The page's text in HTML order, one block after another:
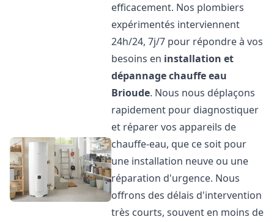
efficacement. Nos plombiers
expérimentés interviennent
24h/24, 7j/7 pour répondre à vos
besoins en installation et
dépannage chauffe eau
Brioude. Nous nous déplaçons
rapidement pour diagnostiquer
et réparer vos appareils de
chauffe-eau, que ce soit pour
une installation neuve ou une
réparation d'urgence. Nous
offrons des délais d'intervention
très courts, souvent en moins de